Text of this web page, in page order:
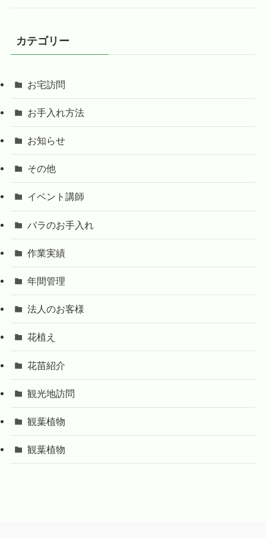
カテゴリー
お宅訪問
お手入れ方法
お知らせ
その他
イベント講師
バラのお手入れ
作業実績
年間管理
法人のお客様
花植え
花苗紹介
観光地訪問
観葉植物
観葉植物